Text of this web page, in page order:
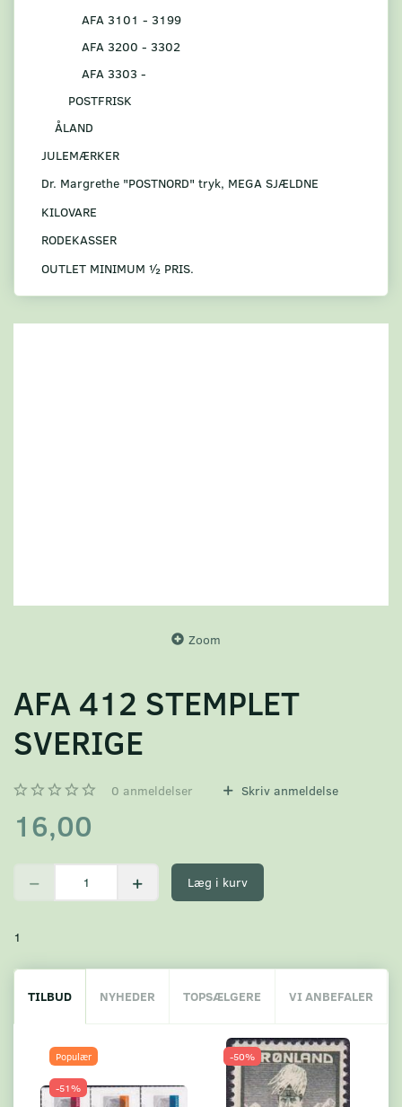
AFA 3101 - 3199
AFA 3200 - 3302
AFA 3303 -
POSTFRISK
ÅLAND
JULEMÆRKER
Dr. Margrethe "POSTNORD" tryk, MEGA SJÆLDNE
KILOVARE
RODEKASSER
OUTLET MINIMUM ½ PRIS.
Zoom
AFA 412 STEMPLET
SVERIGE
0 anmeldelser Skriv anmeldelse
16,00
Læg i kurv
1
TILBUD NYHEDER TOPSÆLGERE VI ANBEFALER
Populær
-51%
-50%